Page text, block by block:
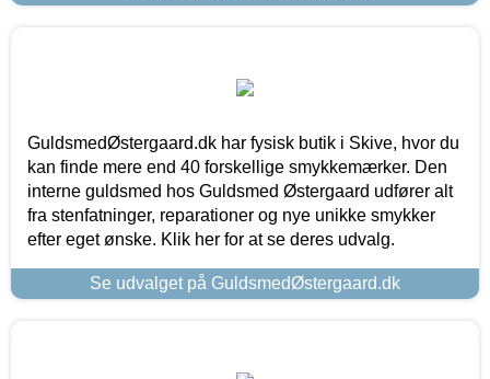
GuldsmedØstergaard.dk har fysisk butik i Skive, hvor du
kan finde mere end 40 forskellige smykkemærker. Den
interne guldsmed hos Guldsmed Østergaard udfører alt
fra stenfatninger, reparationer og nye unikke smykker
efter eget ønske. Klik her for at se deres udvalg.
Se udvalget på GuldsmedØstergaard.dk